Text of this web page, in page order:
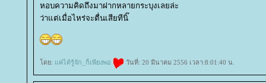
หอบความคิดถึงมาฝากหลายกระบุงเลยล่ะ
ว่าแต่เมื่อไหร่จะตื่นเสียทีนิ๊
ดย: ค่ได้รู้จัก_ก็เพียงพอ วันที่: 20 มีนาคม 2556 เวลา:8:01:40 น.